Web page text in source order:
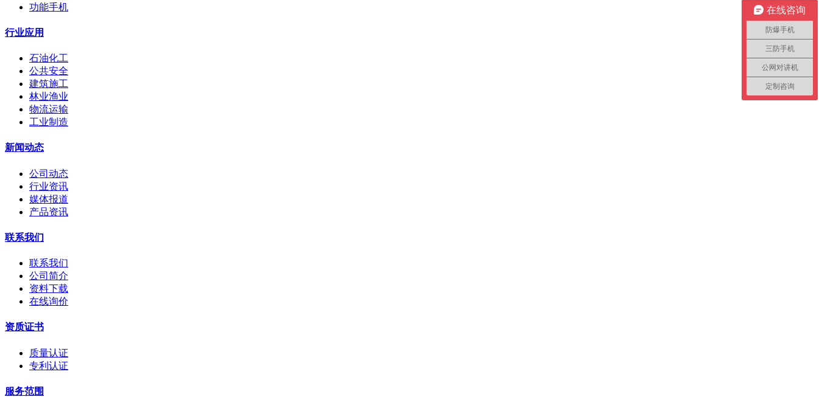
功能手机
行业应用
石油化工
公共安全
建筑施工
林业渔业
物流运输
工业制造
新闻动态
公司动态
行业资讯
媒体报道
产品资讯
联系我们
联系我们
公司简介
资料下载
在线询价
资质证书
质量认证
专利认证
服务范围
在线咨询
防爆手机
三防手机
公网对讲机
定制咨询